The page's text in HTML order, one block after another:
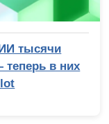
тысячи
теперь в них